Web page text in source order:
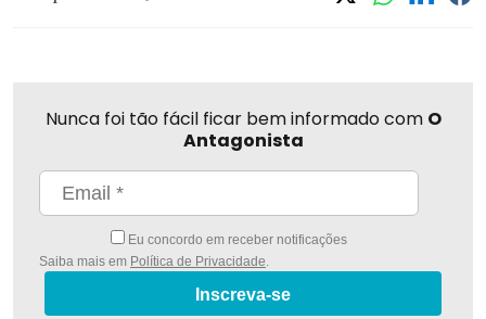
Nunca foi tão fácil ficar bem informado com O
Antagonista
Eu concordo em receber notificações
Saiba mais em Política de Privacidade.
Inscreva-se